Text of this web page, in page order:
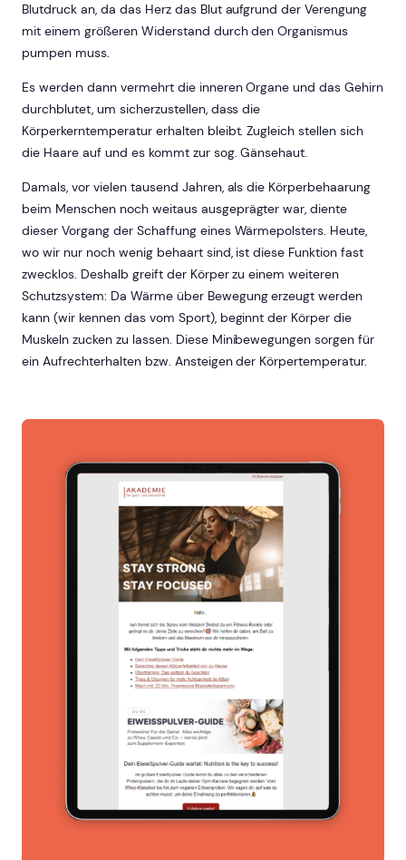
Blutdruck an, da das Herz das Blut aufgrund der Verengung
mit einem größeren Widerstand durch den Organismus
pumpen muss.
Es werden dann vermehrt die inneren Organe und das Gehirn
durchblutet, um sicherzustellen, dass die
Körperkerntemperatur erhalten bleibt. Zugleich stellen sich
die Haare auf und es kommt zur sog. Gänsehaut.
Damals, vor vielen tausend Jahren, als die Körperbehaarung
beim Menschen noch weitaus ausgeprägter war, diente
dieser Vorgang der Schaffung eines Wärmepolsters. Heute,
wo wir nur noch wenig behaart sind, ist diese Funktion fast
zwecklos. Deshalb greift der Körper zu einem weiteren
Schutzsystem: Da Wärme über Bewegung erzeugt werden
kann (wir kennen das vom Sport), beginnt der Körper die
Muskeln zucken zu lassen. Diese Minibewegungen sorgen für
ein Aufrechterhalten bzw. Ansteigen der Körpertemperatur.